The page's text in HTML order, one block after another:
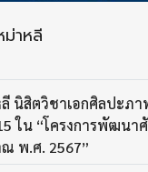
าหลี
นิสิตวิชาเอกศิลปะภ
ใน “โครงการพัฒน
พ.ศ. 2567”